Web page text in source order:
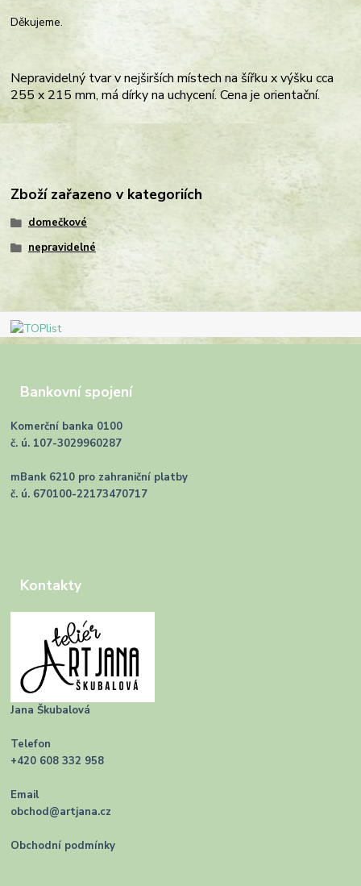
Děkujeme.
Nepravidelný tvar v nejširších místech na šířku x výšku cca
255 x 215 mm, má dírky na uchycení.Cena je orientační.
Zboží zařazeno v kategoriích
domečkové
nepravidelné
Bankovní spojení
Komerční banka 0100
č. ú. 107-3029960287
mBank 6210 pro zahraniční platby
č. ú. 670100-22173470717
Kontakty
Jana Škubalová
Telefon
+420 608 332 958
Email
obchod@artjana.cz
Obchodní podmínky